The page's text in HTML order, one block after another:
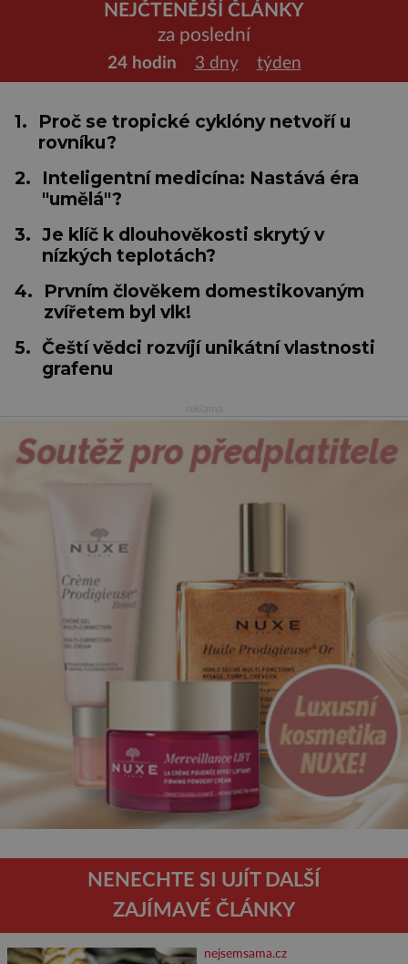
NEJČTENĚJŠÍ ČLÁNKY
za poslední
24 hodin 3 dny týden
1.
Proč se tropické cyklóny netvoří u
rovníku?
2.
Inteligentní medicína: Nastává éra
"umělá"?
3. Je klíč k dlouhověkosti skrytý v
nízkých teplotách?
4.
Prvním člověkem domestikovaným
zvířetem byl vlk!
5. Čeští vědci rozvíjí unikátní vlastnosti
grafenu
NENECHTE SI UJÍT DALŠÍ
ZAJÍMAVÉ ČLÁNKY
nejsemsama.cz